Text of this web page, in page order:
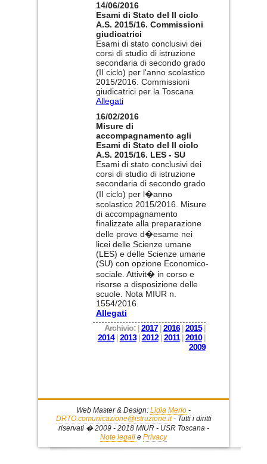
14/06/2016
Esami di Stato del II ciclo
A.S. 2015/16. Commissioni
giudicatrici
Esami di stato conclusivi dei
corsi di studio di istruzione
secondaria di secondo grado
(II ciclo) per l'anno scolastico
2015/2016. Commissioni
giudicatrici per la Toscana
Allegati
16/02/2016
Misure di
accompagnamento agli
Esami di Stato del II ciclo
A.S. 2015/16. LES - SU
Esami di stato conclusivi dei
corsi di studio di istruzione
secondaria di secondo grado
(II ciclo) per l�anno
scolastico 2015/2016. Misure
di accompagnamento
finalizzate alla preparazione
delle prove d�esame nei
licei delle Scienze umane
(LES) e delle Scienze umane
(SU) con opzione Economico-
sociale. Attivit� in corso e
risorse a disposizione delle
scuole. Nota MIUR n.
1554/2016.
Allegati
Archivio:|2017|2016|2015|
2014|2013|2012|2011|2010|
2009
Web Master & Design: Lidia Merlo -
DRTO.comunicazione@istruzione.it- Tutti i diritti
riservati � 2009 - 2018 MIUR - USR Toscana -
Note legali e Privacy